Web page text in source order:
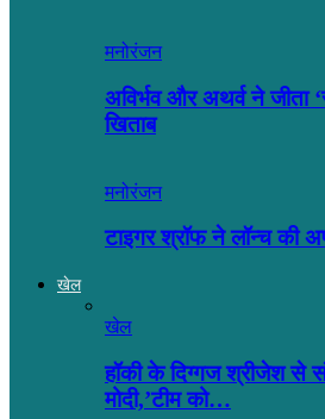
मनोरंजन
अविर्भव और अथर्व ने जीता
खिताब
मनोरंजन
टाइगर श्रॉफ ने लॉन्च की
खेल
खेल
हॉकी के दिग्गज श्रीजेश से
मोदी,’टीम को…